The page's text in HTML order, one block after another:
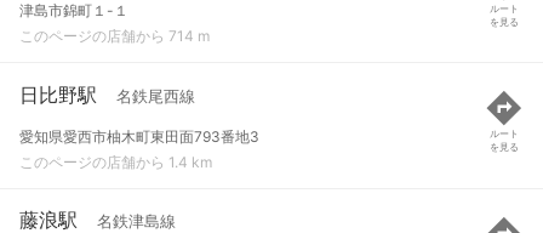
津島市錦町１-１
このページの店舗から 714 m
ルート
を見る
日比野駅 名鉄尾西線
愛知県愛西市柚木町東田面793番地3
このページの店舗から 1.4 km
ルート
を見る
藤浪駅 名鉄津島線